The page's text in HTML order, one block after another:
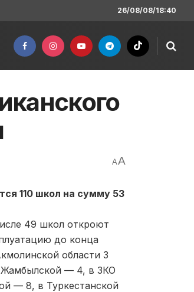
26/08/08/18:40
AA
110 школ на сумму 53
49 школ откроют
до конца
области 3
— 4, в ЗКО
— 8, в Туркестанской